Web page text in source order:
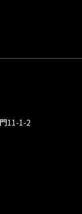
11-1-2